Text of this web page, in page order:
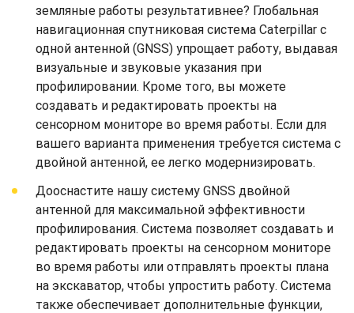
земляные работы результативнее? Глобальная
навигационная спутниковая система Caterpillar с
одной антенной (GNSS) упрощает работу, выдавая
визуальные и звуковые указания при
профилировании. Кроме того, вы можете
создавать и редактировать проекты на
сенсорном мониторе во время работы. Если для
вашего варианта применения требуется система с
двойной антенной, ее легко модернизировать.
Дооснастите нашу систему GNSS двойной
антенной для максимальной эффективности
профилирования. Система позволяет создавать и
редактировать проекты на сенсорном мониторе
во время работы или отправлять проекты плана
на экскаватор, чтобы упростить работу. Система
также обеспечивает дополнительные функции,